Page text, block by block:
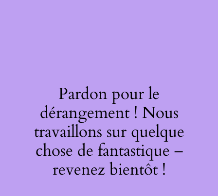
Pardon pour le
dérangement ! Nous
travaillons sur quelque
chose de fantastique –
revenez bientôt !